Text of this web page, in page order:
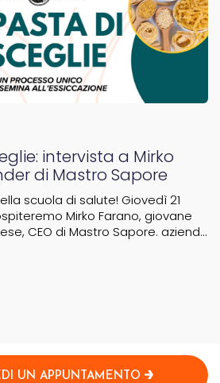
intervista a Mirko
founder di Mastro Sapore
scuola di salute! Giovedì 21
Mirko Farano, giovane
CEO di Mastro Sapore. azienda
a tutta la...
UN APPUNTAMENTO